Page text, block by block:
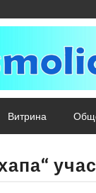
Витрина